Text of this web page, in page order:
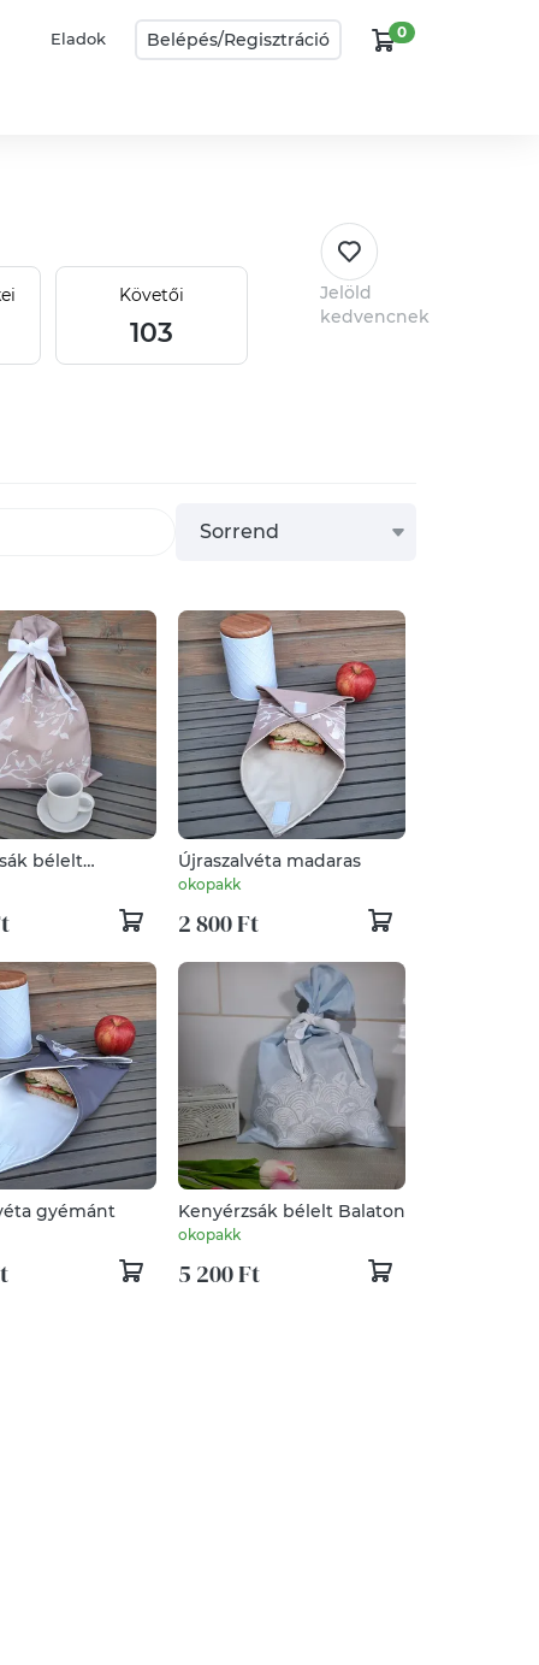
Eladok Belépés/Regisztráció 0
Követői
103
Jelöld
kedvencnek
Sorrend
bélelt
Újraszalvéta madaras
okopakk
2 800 Ft
gyémánt Kenyérzsák bélelt Balaton
okopakk
5 200 Ft